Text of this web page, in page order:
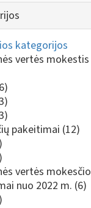
kategorijos
vertės mokestis
pakeitimai (12)
vertės mokesčio
nuo 2022 m. (6)